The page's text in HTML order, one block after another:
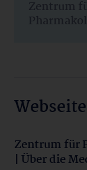
Zentrum
Zentrum für
| Über die